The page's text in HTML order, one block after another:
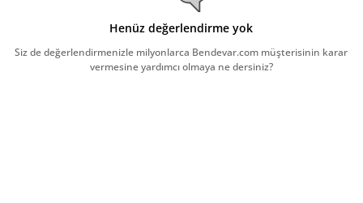
Henüz değerlendirme yok
Siz de değerlendirmenizle milyonlarca Bendevar.com müşterisinin karar
vermesine yardımcı olmaya ne dersiniz?